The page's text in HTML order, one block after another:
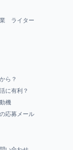
ライター
ら？
に有利？
機
応募メール